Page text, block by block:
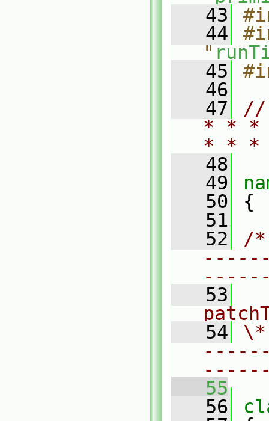
   43
   44
"
   45
   46
   47
//
* * *
* *
   48
   49
   50
{
   51
   52
/
   53
   54
   55
   56